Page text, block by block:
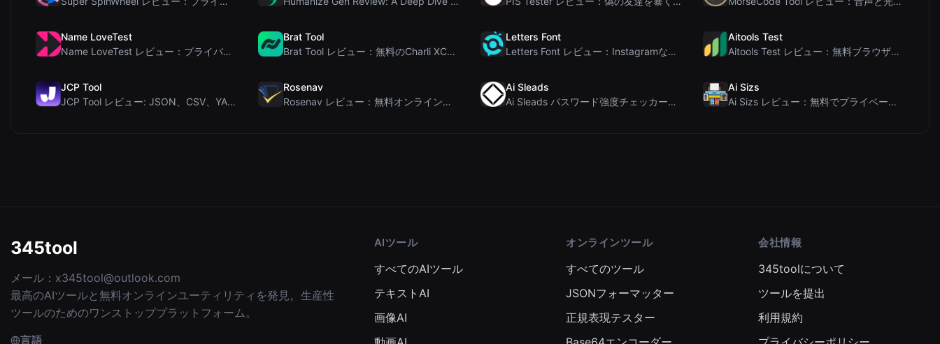
Name LoveTest
Name LoveTest レビュー：プライバシー重視で画像を共有できる恋愛相性計算ツール
Brat Tool
Brat Tool レビュー：無料のCharli XCX風Bratテキスト生成ツール
Letters Font
Letters Font レビュー：Instagramなどで使える無料Unicodeフォントジェネレ...
Aitools Test
Aitools Test レビュー：無料ブラウザベースのAI検出器、トークンカウンター、コスト見積も...
JCP Tool
JCP Tool レビュー: JSON、CSV、YAML、XML対応の無料クライアントサイドデータ変...
Rosenav
Rosenav レビュー：無料オンラインコサイン類似度チェッカー＆テキスト差分ツール
Ai Sleads
Ai Sleads パスワード強度チェッカーレビュー：ゼロアップロード、リアルタイムエントロピー分析
Ai Sizs
Ai Sizs レビュー：無料でプライベートな画像類似度比較・ぼけ検出ツール
345tool
メール： x345tool@outlook.com
最高のAIツールと無料オンラインユーティリティを発見。生産性
ツールのためのワンストッププラットフォーム。
言語
AIツール
すべてのAIツール
テキストAI
画像AI
オンラインツール
すべてのツール
JSONフォーマッター
正規表現テスター
会社情報
345toolについて
ツールを提出
利用規約